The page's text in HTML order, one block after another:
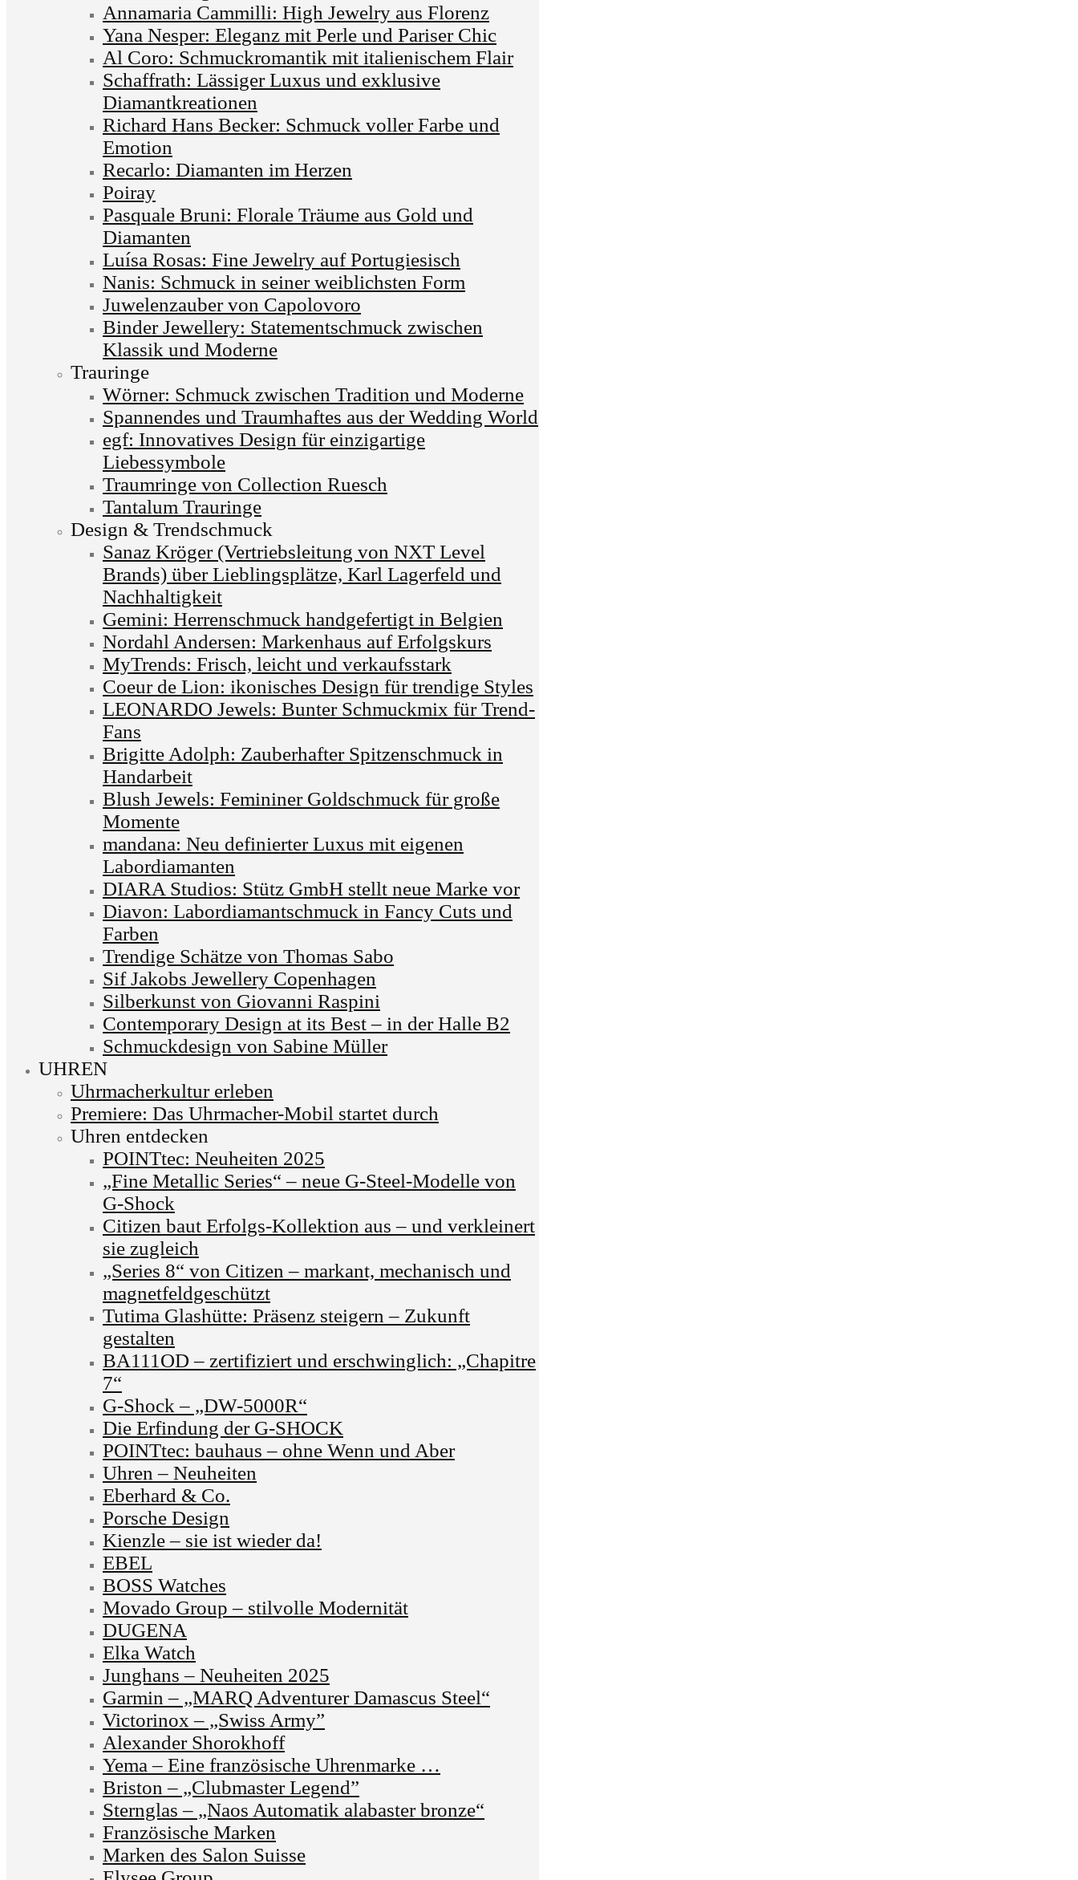
Annamaria Cammilli: High Jewelry aus Florenz
Yana Nesper: Eleganz mit Perle und Pariser Chic
Al Coro: Schmuckromantik mit italienischem Flair
Schaffrath: Lässiger Luxus und exklusive
Diamantkreationen
Richard Hans Becker: Schmuck voller Farbe und
Emotion
Recarlo: Diamanten im Herzen
Poiray
Pasquale Bruni: Florale Träume aus Gold und
Diamanten
Luísa Rosas: Fine Jewelry auf Portugiesisch
Nanis: Schmuck in seiner weiblichsten Form
Juwelenzauber von Capolovoro
Binder Jewellery: Statementschmuck zwischen
Klassik und Moderne
Trauringe
Wörner: Schmuck zwischen Tradition und Moderne
Spannendes und Traumhaftes aus der Wedding World
egf: Innovatives Design für einzigartige
Liebessymbole
Traumringe von Collection Ruesch
Tantalum Trauringe
Design & Trendschmuck
Sanaz Kröger (Vertriebsleitung von NXT Level
Brands) über Lieblingsplätze, Karl Lagerfeld und
Nachhaltigkeit
Gemini: Herrenschmuck handgefertigt in Belgien
Nordahl Andersen: Markenhaus auf Erfolgskurs
MyTrends: Frisch, leicht und verkaufsstark
Coeur de Lion: ikonisches Design für trendige Styles
LEONARDO Jewels: Bunter Schmuckmix für Trend-
Fans
Brigitte Adolph: Zauberhafter Spitzenschmuck in
Handarbeit
Blush Jewels: Femininer Goldschmuck für große
Momente
mandana: Neu definierter Luxus mit eigenen
Labordiamanten
DIARA Studios: Stütz GmbH stellt neue Marke vor
Diavon: Labordiamantschmuck in Fancy Cuts und
Farben
Trendige Schätze von Thomas Sabo
Sif Jakobs Jewellery Copenhagen
Silberkunst von Giovanni Raspini
Contemporary Design at its Best – in der Halle B2
Schmuckdesign von Sabine Müller
UHREN
Uhrmacherkultur erleben
Premiere: Das Uhrmacher-Mobil startet durch
Uhren entdecken
POINTtec: Neuheiten 2025
„Fine Metallic Series“ – neue G-Steel-Modelle von
G-Shock
Citizen baut Erfolgs-Kollektion aus – und verkleinert
sie zugleich
„Series 8“ von Citizen – markant, mechanisch und
magnetfeldgeschützt
Tutima Glashütte: Präsenz steigern – Zukunft
gestalten
BA111OD – zertifiziert und erschwinglich: „Chapitre
7“
G-Shock – „DW-5000R“
Die Erfindung der G-SHOCK
POINTtec: bauhaus – ohne Wenn und Aber
Uhren – Neuheiten
Eberhard & Co.
Porsche Design
Kienzle – sie ist wieder da!
EBEL
BOSS Watches
Movado Group – stilvolle Modernität
DUGENA
Elka Watch
Junghans – Neuheiten 2025
Garmin – „MARQ Adventurer Damascus Steel“
Victorinox – „Swiss Army”
Alexander Shorokhoff
Yema – Eine französische Uhrenmarke …
Briston – „Clubmaster Legend”
Sternglas – „Naos Automatik alabaster bronze“
Französische Marken
Marken des Salon Suisse